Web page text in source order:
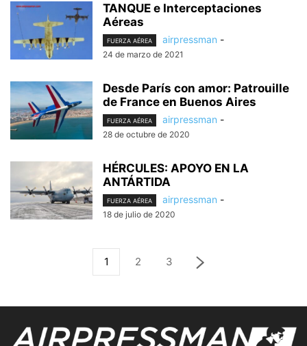
TANQUE e Interceptaciones
Aéreas
FUERZA AÉREA airpressman -
24 de marzo de 2021
Desde París con amor: Patrouille
de France en Buenos Aires
FUERZA AÉREA airpressman -
28 de octubre de 2020
HÉRCULES: APOYO EN LA
ANTÁRTIDA
FUERZA AÉREA airpressman -
18 de julio de 2020
1 2 3